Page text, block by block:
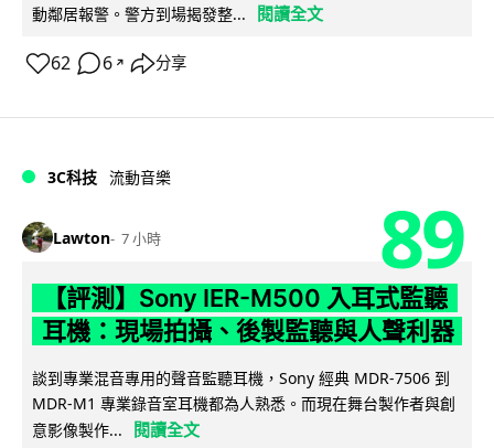
動鄰居報警。警方到場揭發整...
閱讀全文
62 6 ↗ 分享
3C科技 流動音樂
Lawton 7 小時 89
【評測】Sony IER-M500 入耳式監聽
耳機：現場拍攝、後製監聽與人聲利器
談到專業混音專用的聲音監聽耳機，Sony 經典 MDR-7506 到
MDR-M1 專業錄音室耳機都為人熟悉。而現在舞台製作者與創
意影像製作...
閱讀全文